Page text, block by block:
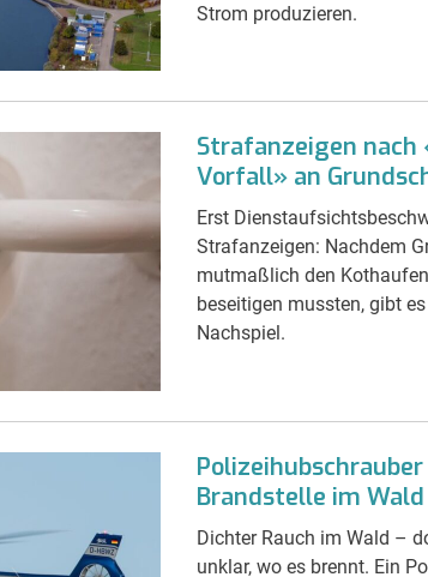
Strom produzieren.
Strafanzeigen nach
Vorfall» an
Erst
Strafanzeigen: Nachdem
mutmaßlich den
beseitigen mussten, gibt
Nachspiel.
Brandstelle im
Dichter Rauch im Wald –
unklar, wo es brennt. Ein